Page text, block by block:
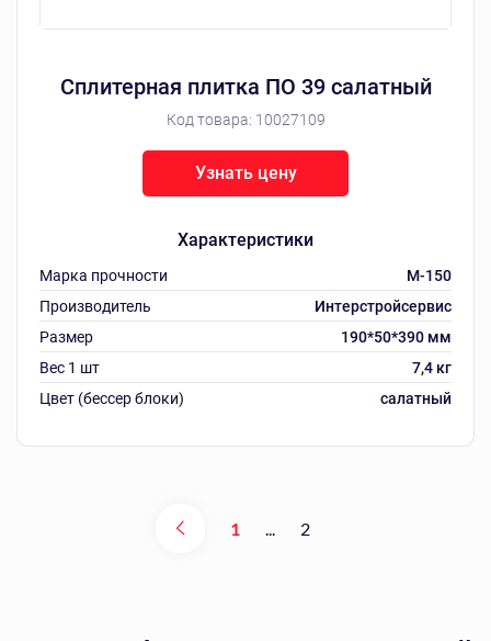
Сплитерная плитка ПО 39 салатный
Код товара: 10027109
Характеристики
Марка прочности
M-150
Производитель
Интерстройсервис
Размер
190*50*390 мм
Вес 1 шт
7,4 кг
Цвет (бессер блоки)
салатный
Узнать цену
1 2